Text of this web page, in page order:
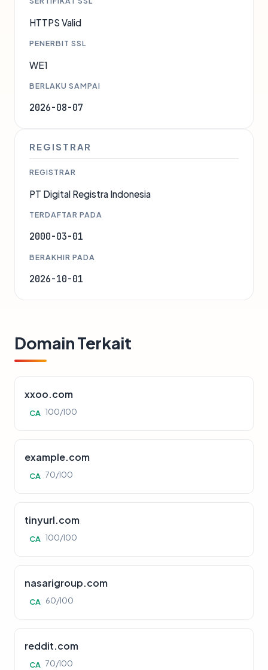
HTTPS Valid
PENERBIT SSL
WE1
BERLAKU SAMPAI
2026-08-07
REGISTRAR
REGISTRAR
PT Digital Registra Indonesia
TERDAFTAR PADA
2000-03-01
BERAKHIR PADA
2026-10-01
Domain Terkait
xxoo.com
CA 100/100
example.com
CA 70/100
tinyurl.com
CA 100/100
nasarigroup.com
CA 60/100
reddit.com
CA 70/100